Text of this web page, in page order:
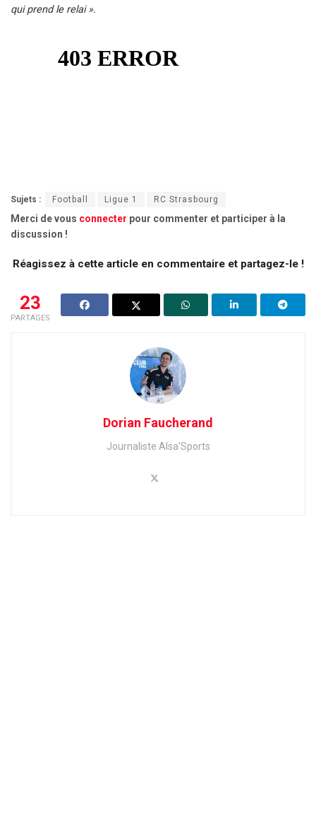
qui prend le relai ».
Sujets : Football Ligue 1 RC Strasbourg
Merci de vous connecter pour commenter et participer à la
discussion !
Réagissez à cette article en commentaire et partagez-le !
23
PARTAGES
Dorian Faucherand
Journaliste Alsa'Sports